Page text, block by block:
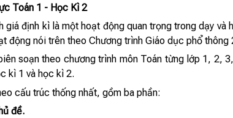
Toán 1 - Học Kì 2
giá định kì là một hoạt động quan trọng trong dạy và
động nói trên theo Chương trình Giáo dục phổ thông
soạn theo chương trình môn Toán từng lớp 1,
kì 1 và học kì 2.
cấu trúc thống nhất, gồm ba phần:
đề.